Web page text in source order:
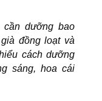
cần dưỡng bao
đồng loạt và
cách dưỡng
sáng, hoa cái